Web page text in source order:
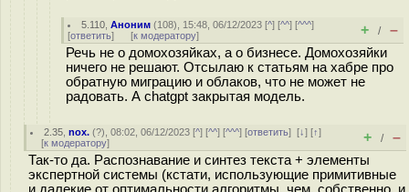
5.110 ,Аноним (108), 15:48, 06/12/2023 [^] [^^] [^^^]
[ответить] [к модератору] + / –
Речь не о домохозяйках, а о бизнесе. Домохозяйки
ничего не решают. Отсылаю к статьям на хабре про
обратную миграцию и облаков, что не может не
радовать. А chatgpt закрытая модель.
2.35 ,nox. (?), 08:02, 06/12/2023 [^] [^^] [^^^] [ответить][↓] [↑]
[к модератору] + / –
Так-то да. Распознавание и синтез текста + элементы
экспертной системы (кстати, использующие примитивные